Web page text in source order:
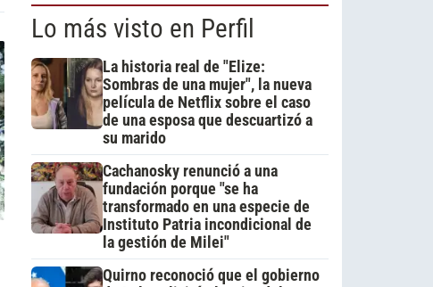
Lo más visto en Perfil
La historia real de "Elize:
Sombras de una mujer", la nueva
película de Netflix sobre el caso
de una esposa que descuartizó a
su marido
Cachanosky renunció a una
fundación porque "se ha
transformado en una especie de
Instituto Patria incondicional de
la gestión de Milei"
Quirno reconoció que el gobierno